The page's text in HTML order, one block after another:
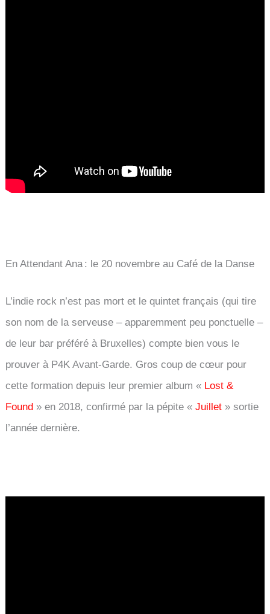
En Attendant Ana : le 20 novembre au Café de la Danse
L’indie rock n’est pas mort et le quintet français (qui tire
son nom de la serveuse – apparemment peu ponctuelle –
de leur bar préféré à Bruxelles) compte bien vous le
prouver à P4K Avant-Garde. Gros coup de cœur pour
cette formation depuis leur premier album « Lost &
Found » en 2018, confirmé par la pépite «Juillet » sortie
l’année dernière.